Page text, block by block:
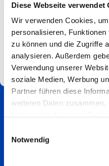
Diese Webseite verwendet
Wir verwenden Cookies,
personalisieren,
zu können und die Zugriffe
analysieren. Außerdem
Verwendung unserer
soziale Medien, Werbung
Partner führen diese
weiteren Daten zusammen,
Notwendig
Spendenkonto
Impressum